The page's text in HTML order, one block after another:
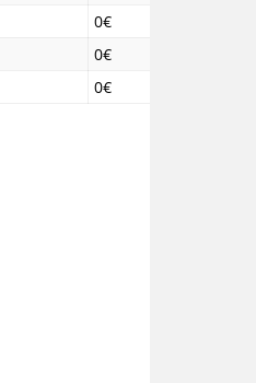
0€
0€
0€